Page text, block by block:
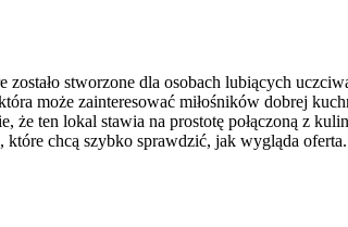
zostało stworzone dla osobach lubiących
może zainteresować miłośników dobrej
że ten lokal stawia na prostotę połączoną z
chcą szybko sprawdzić, jak wygląda